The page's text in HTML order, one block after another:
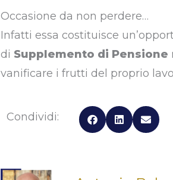
Occasione da non perdere…
Infatti essa costituisce
di Supplemento di Pensione
vanificare i frutti del proprio
Condividi: